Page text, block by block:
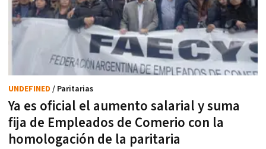
Ya es oficial el aumento salarial y suma
fija de Empleados de Comerio con la
homologación de la paritaria
UNDEFINED / Paritarias